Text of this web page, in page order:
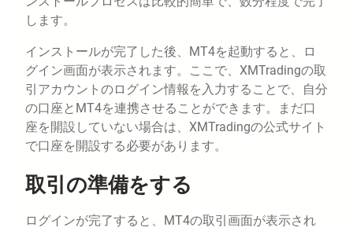
します。
インストールが完了した後、MT4を起動すると、ロ
グイン画面が表示されます。ここで、XMTradingの取
引アカウントのログイン情報を入力することで、自分
の口座とMT4を連携させることができます。まだ口
座を開設していない場合は、XMTradingの公式サイト
で口座を開設する必要があります。
取引の準備をする
ログインが完了すると、MT4の取引画面が表示され